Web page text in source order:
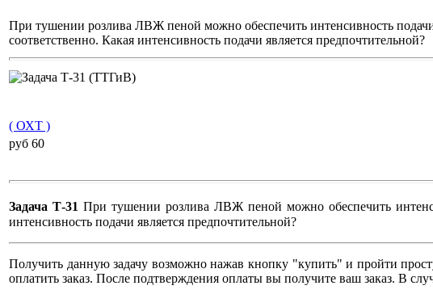
При тушении розлива ЛВЖ пеной можно обеспечить интенсивность
соответственно. Какая интенсивность подачи является предпочтительной?
( ОХТ )
pуб 60
Задача Т-31 При тушении розлива ЛВЖ пеной можно обеспечить
интенсивность подачи является предпочтительной?
Получить данную задачу возможно нажав кнопку "купить" и пройти
оплатить заказ. После подтверждения оплаты вы получите ваш заказ. В